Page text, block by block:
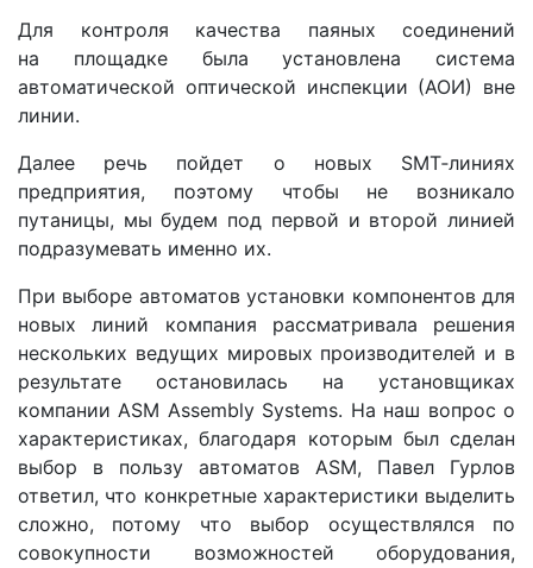
Для контроля качества паяных соединений
на площадке была установлена система
автоматической оптической инспекции (АОИ) вне
линии.
Далее речь пойдет о новых SMT‑линиях
предприятия, поэтому чтобы не возникало
путаницы, мы будем под первой и второй линией
подразумевать именно их.
При выборе автоматов установки компонентов для
новых линий компания рассматривала решения
нескольких ведущих мировых производителей и в
результате остановилась на установщиках
компании ASM Assembly Systems. На наш вопрос о
характеристиках, благодаря которым был сделан
выбор в пользу автоматов ASM, Павел Гурлов
ответил, что конкретные характеристики выделить
сложно, потому что выбор осуществлялся по
совокупности возможностей оборудования,